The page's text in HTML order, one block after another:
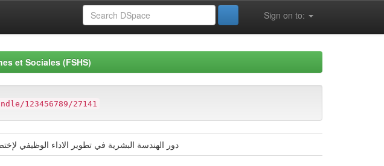
Sign on to:
et Sociales (FSHS)
123456789/27141
- دور الهندسة البشرية في تطوير الاداء الوظيفي